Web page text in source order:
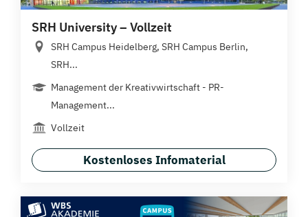
SRH University – Vollzeit
SRH Campus Heidelberg, SRH Campus Berlin,
SRH...
Management der Kreativwirtschaft - PR-
Management...
Vollzeit
Kostenloses Infomaterial